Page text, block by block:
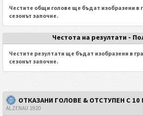
Честите общи голове ще бъдат изобразени в
сезонът започне.
Честота на резултати -
Честите резултати ще бъдат изобразени в
сезонът започне.
ОТКАЗАНИ ГОЛОВЕ & ОТСТУПЕН С
ALZENAU 1920